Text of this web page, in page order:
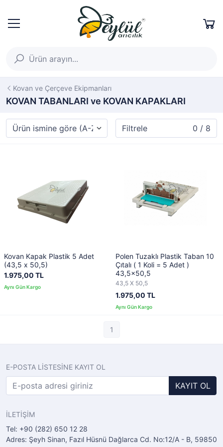
Kovan ve Çerçeve Ekipmanları
KOVAN TABANLARI ve KOVAN KAPAKLARI
Filtrele 0 / 8
Kovan Kapak Plastik 5 Adet
(43,5 x 50,5)
1.975,00 TL
Polen Tuzaklı Plastik Taban 10
Çıtalı ( 1 Koli = 5 Adet )
43,5x50,5
43,5 X 50,5
1.975,00 TL
1
E-POSTA LİSTESİNE KAYIT OL
KAYIT OL
İLETİŞİM
Tel: +90 (282) 650 12 28
Adres: Şeyh Sinan, Fazıl Hüsnü Dağlarca Cd. No:12/A - B, 59850